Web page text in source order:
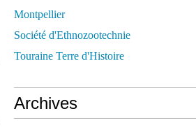
Montpellier
Société d'Ethnozootechnie
Touraine Terre d'Histoire
Archives